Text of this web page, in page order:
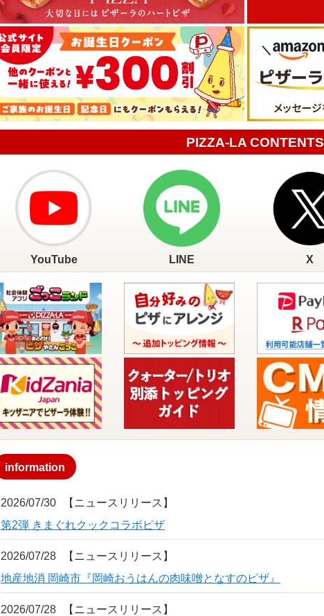
PIZZA-LA CONTENTS
YouTube LINE X
information
2026/07/30
【ニュースリリース】
第2弾 きまぐれクックコラボピザ
2026/07/28
【ニュースリリース】
地産地消 岡崎市『岡崎おうはんの肉味噌となすのピザ』
2026/07/28 【ニュースリリース】